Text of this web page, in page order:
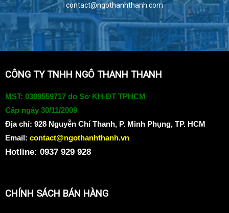
contact@ngothanhthanh.com
CÔNG TY TNHH NGÔ THANH THANH
MST: 0309559717 do Sở KH-ĐT TPHCM
Cấp ngày 30/11/2009
Địa chỉ: 928 Nguyễn Chí Thanh, P. Minh Phụng, TP. HCM
Email: contact@ngothanhthanh.vn
Hotline: 0937 929 928
CHÍNH SÁCH BÁN HÀNG